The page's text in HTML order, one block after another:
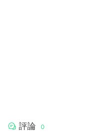
評論 0